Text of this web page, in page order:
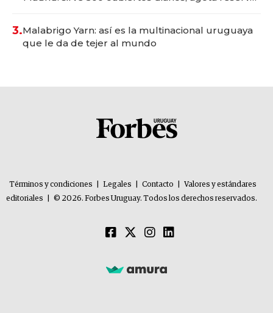
3.Malabrigo Yarn: así es la multinacional uruguaya
que le da de tejer al mundo
Términos y condiciones Legales Contacto
Valores y estándares
editoriales
© 2026. Forbes Uruguay. Todos los derechos reservados.